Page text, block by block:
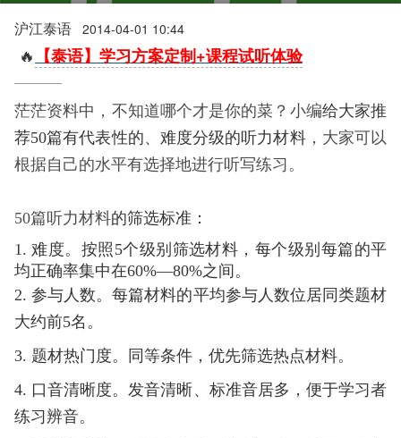
沪江泰语 2014-04-01 10:44
🔥 【泰语】学习方案定制+课程试听体验
茫茫资料中，不知道哪个才是你的菜？小编给大家推
荐50篇有代表性的、难度分级的听力材料，大家可以
根据自己的水平有选择地进行听写练习。
50篇听力材料的筛选标准：
1. 难度。按照5个级别筛选材料，每个级别每篇的平
均正确率集中在60%—80%之间。
2. 参与人数。每篇材料的平均参与人数位居同类题材
大约前5名。
3. 题材热门度。同等条件，优先筛选热点材料。
4. 口音清晰度。发音清晰、标准音居多，便于学习者
练习辨音。